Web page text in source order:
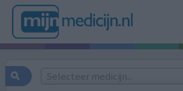
Selecteer medicijn...